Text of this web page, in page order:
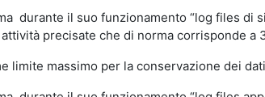
durante il suo funzionamento “log files
precisate che di norma corrisponde a
limite massimo per la conservazione dei